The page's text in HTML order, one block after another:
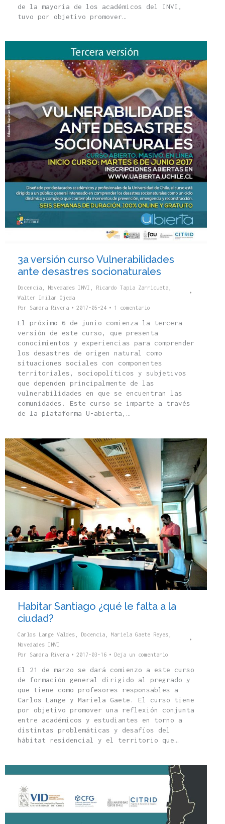
de la mayoría de los académicos del INVI,
tuvo por objetivo promover…
3a versión curso Vulnerabilidades
ante desastres socionaturales
Docencia Novedades INVI Ricardo Tapia Zarricueta
Walter Imilan Ojeda
Por Sandra Rivera 2017-05-24 1 comentario
El próximo 6 de junio comienza la tercera
versión de este curso, que presenta
conocimientos y experiencias para comprender
los desastres de origen natural como
situaciones sociales con componentes
territoriales, sociopolíticos y subjetivos
que dependen principalmente de las
vulnerabilidades en que se encuentran las
comunidades. Este curso se imparte a través
de la plataforma U-abierta,…
Habitar Santiago ¿qué le falta a la
ciudad?
Carlos Lange Valdes Docencia Mariela Gaete Reyes
Novedades INVI
Por Sandra Rivera 2017-03-16 Deja un comentario
El 21 de marzo se dará comienzo a este curso
de formación general dirigido al pregrado y
que tiene como profesores responsables a
Carlos Lange y Mariela Gaete. El curso tiene
por objetivo promover una reflexión conjunta
entre académicos y estudiantes en torno a
distintas problemáticas y desafíos del
hábitat residencial y el territorio que…